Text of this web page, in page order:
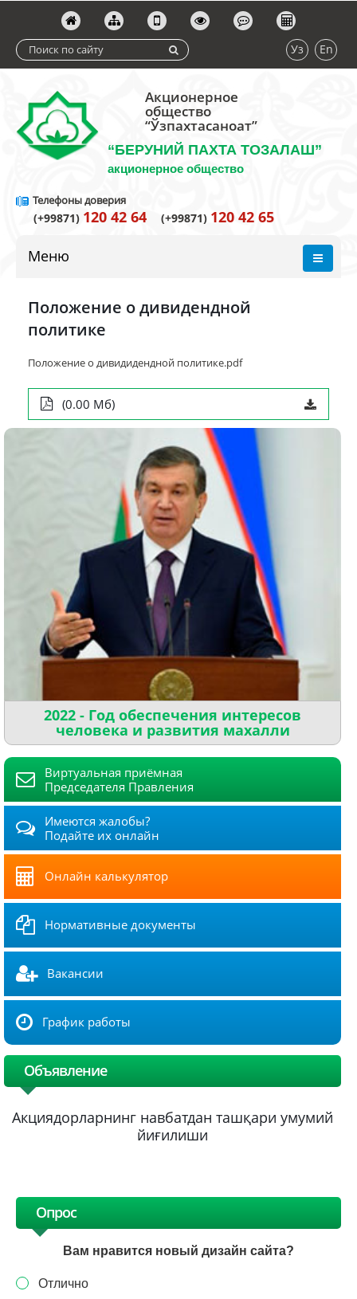
Уз En
Акционерное
общество
“Ўзпахтасаноат”
“БЕРУНИЙ ПАХТА ТОЗАЛАШ”
акционерное общество
Телефоны доверия
(+99871) 120 42 64 (+99871) 120 42 65
Меню
Положение о дивидендной
политике
Положение о дивидидендной политике.pdf
(0.00 Мб)
2022 - Год обеспечения интересов
человека и развития махалли
Виртуальная приёмная
Председателя Правления
Имеются жалобы?
Подайте их онлайн
Онлайн калькулятор
Нормативные документы
Вакансии
График работы
Объявление
Акциядорларнинг навбатдан ташқари умумий
йиғилиши
Опрос
Вам нравится новый дизайн сайта?
Отлично